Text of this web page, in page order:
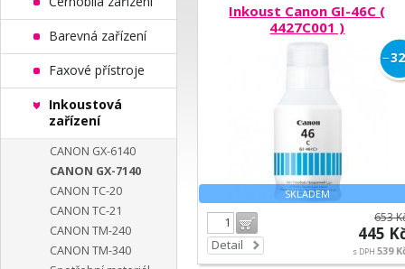
Inkoust Canon GI-46C (
4427C001 )
SKLADEM
−32
Detail
653
445
s DPH 539
Barevná zařízení
Faxové přístroje
Inkoustová
zařízení
CANON GX-6140
CANON GX-7140
CANON TC-20
CANON TC-21
CANON TM-240
CANON TM-340